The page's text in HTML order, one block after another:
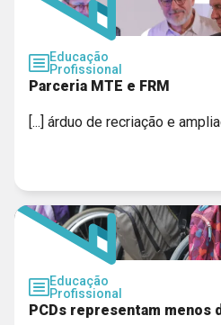
Educação
Profissional
Parceria MTE e FRM
[...] árduo de recriação e
Educação
Profissional
PCDs representam menos